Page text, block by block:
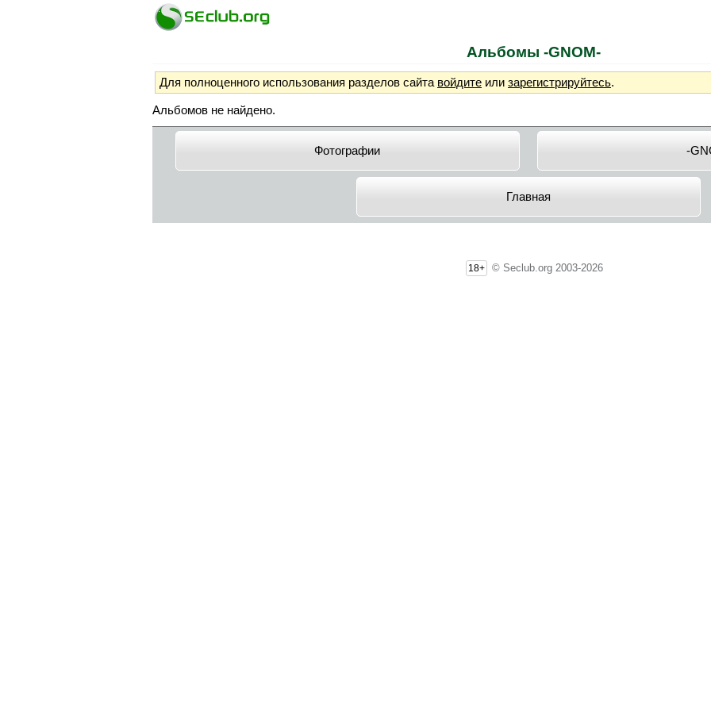
Альбомы -GNOM-
Для полноценного использования разделов сайта войдите или зарегистрируйтесь.
Альбомов не найдено.
Фотографии -
Главная
18+ © Seclub.org 2003-2026